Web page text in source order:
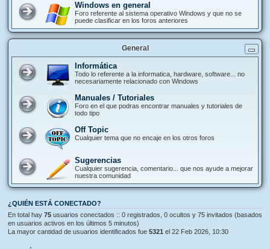
Windows en general
Foro referente al sistema operativo Windows y que no se
puede clasificar en los foros anteriores
General
Informática
Todo lo referente a la informatica, hardware, software... no
necesariamente relacionado con Windows
Manuales / Tutoriales
Foro en el que podras encontrar manuales y tutoriales de
todo tipo
Off Topic
Cualquier tema que no encaje en los otros foros
Sugerencias
Cualquier sugerencia, comentario... que nos ayude a mejorar
nuestra comunidad
¿QUIÉN ESTÁ CONECTADO?
En total hay 75 usuarios conectados :: 0 registrados, 0 ocultos y 75 invitados (basados
en usuarios activos en los últimos 5 minutos)
La mayor cantidad de usuarios identificados fue 5321 el 22 Feb 2026, 10:30